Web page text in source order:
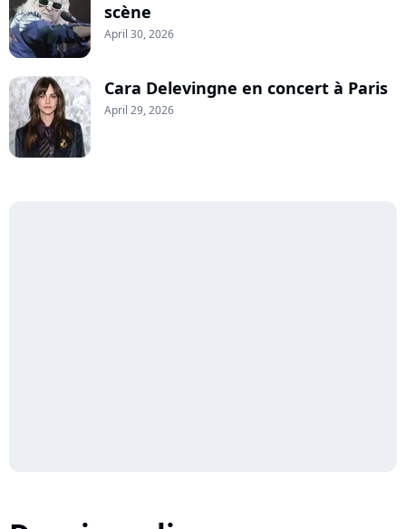
scène
April 30, 2026
Cara Delevingne en concert à Paris
April 29, 2026